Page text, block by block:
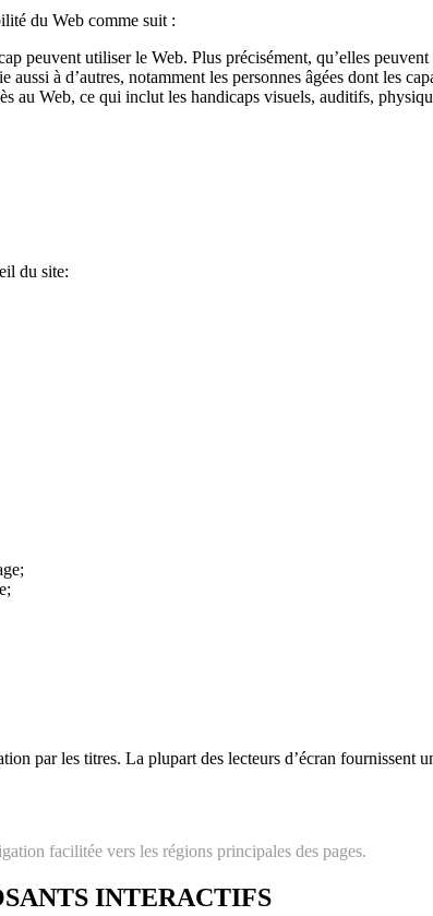
du Web comme suit :
peuvent utiliser le Web. Plus précisément, qu’elles
à d’autres, notamment les personnes âgées dont les
au Web, ce qui inclut les handicaps visuels, auditifs,
du site:
par les titres. La plupart des lecteurs d’écran fournissent
facilitée vers les régions principales des pages.
INTERACTIFS